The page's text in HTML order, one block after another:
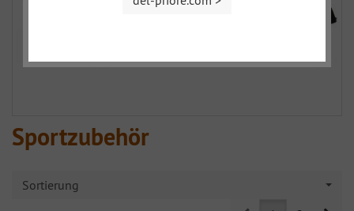
Sportzubehör
Sortierung